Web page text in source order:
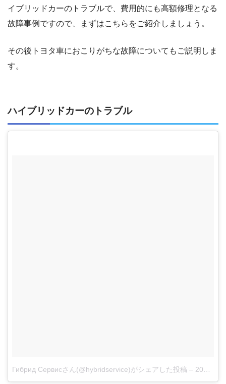
イブリッドカーのトラブルで、費用的にも高額修理となる
故障事例ですので、まずはこちらをご紹介しましょう。
その後トヨタ車におこりがちな故障についてもご説明しま
す。
ハイブリッドカーのトラブル
Гибрид Сервисさん(@hybridservice)がシェアした投稿 – 2017年 3月月13日午後12時47分PDT